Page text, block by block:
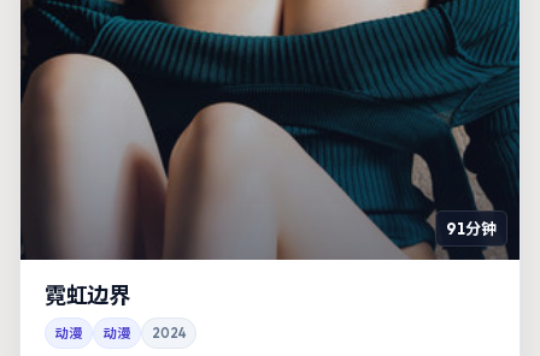
91分钟
霓虹边界
动漫 动漫 2024